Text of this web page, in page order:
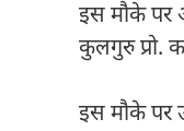
इस मौके पर
कुलगुरु प्रो.
इस मौके पर